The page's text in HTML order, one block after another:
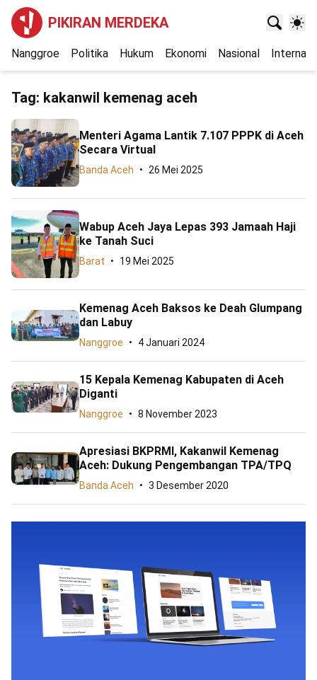
PIKIRAN MERDEKA
Nanggroe Politika Hukum Ekonomi Nasional
Tag: kakanwil kemenag aceh
Menteri Agama Lantik 7.107 PPPK di Aceh
Secara Virtual
Banda Aceh 26 Mei 2025
Wabup Aceh Jaya Lepas 393 Jamaah Haji
ke Tanah Suci
Barat 19 Mei 2025
Kemenag Aceh Baksos ke Deah Glumpang
dan Labuy
Nanggroe 4 Januari 2024
15 Kepala Kemenag Kabupaten di Aceh
Diganti
Nanggroe 8 November 2023
Apresiasi BKPRMI, Kakanwil Kemenag
Aceh: Dukung Pengembangan TPA/TPQ
Banda Aceh 3 Desember 2020